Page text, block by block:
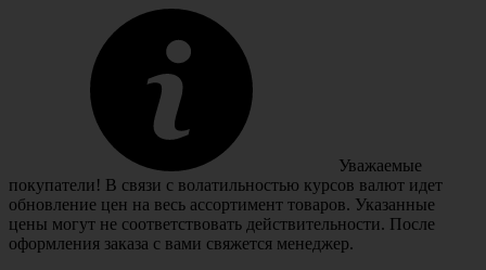
Уважаемые
покупатели! В связи с волатильностью курсов валют идет
обновление цен на весь ассортимент товаров. Указанные
цены могут не соответствовать действительности. После
оформления заказа с вами свяжется менеджер.